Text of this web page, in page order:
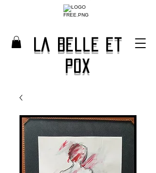
La Belle et
Pox